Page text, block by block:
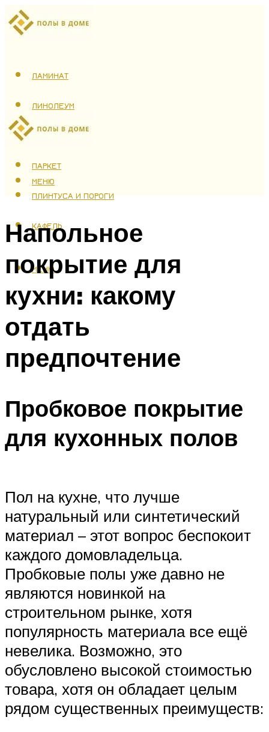
ЛАМИНАТ
ЛИНОЛЕУМ
ТЕПЛЫЙ ПОЛ
ПАРКЕТ
ПЛИНТУСА И ПОРОГИ
КАФЕЛЬ
МЕНЮ
МЕНЮ
Напольное
покрытие для
кухни: какому
отдать
предпочтение
Пробковое покрытие
для кухонных полов
Пол на кухне, что лучше
натуральный или синтетический
материал – этот вопрос беспокоит
каждого домовладельца.
Пробковые полы уже давно не
являются новинкой на
строительном рынке, хотя
популярность материала все ещё
невелика. Возможно, это
обусловлено высокой стоимостью
товара, хотя он обладает целым
рядом существенных преимуществ: